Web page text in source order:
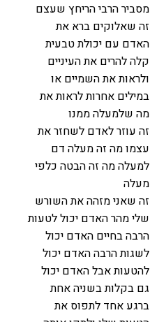
מסביר הרבי הריחץ שעצם
זה שאלוקים ברא את
האדם עם יכולת טבעית
קלה להרים את העיניים
ולראות את השמיים או
במילים אחרות לראות את
מה שלמעלה ממנו
זה עוזר לאדם לשחזר את
עצמו מה זה מעלה דם
למעלה מה זה הבטה כלפי
מעלה
זה שאני מזהה את השורש
שלי מהר האדם יכול לטעות
הרבה בחיים האדם יכול
לשגות הרבה האדם יכול
להטעות אבל האדם יכול
גם בקלות בשניה אחת
ברגע אחד לתפוס את